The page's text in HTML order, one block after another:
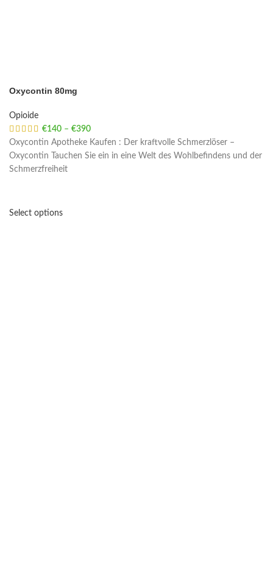
Oxycontin 80mg
Opioide
€140 – €390
Oxycontin Apotheke Kaufen : Der kraftvolle Schmerzlöser –
Oxycontin Tauchen Sie ein in eine Welt des Wohlbefindens und der
Schmerzfreiheit
Select options